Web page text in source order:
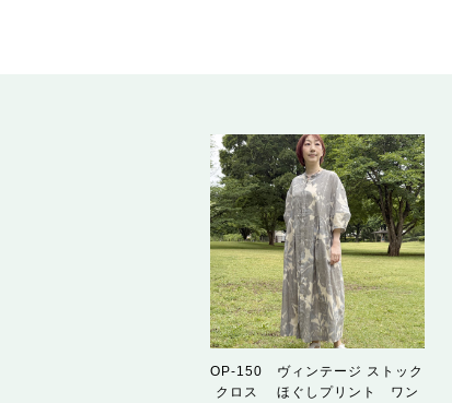
OP-150 ヴィンテージ ストック
クロス ほぐしプリント ワン